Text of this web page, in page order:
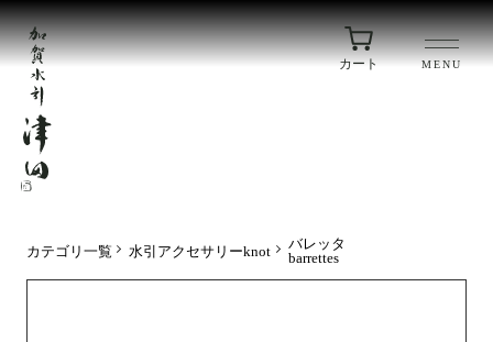
MENU
カート
カテゴリ一覧 水引アクセサリーknot
バレッタ
barrettes